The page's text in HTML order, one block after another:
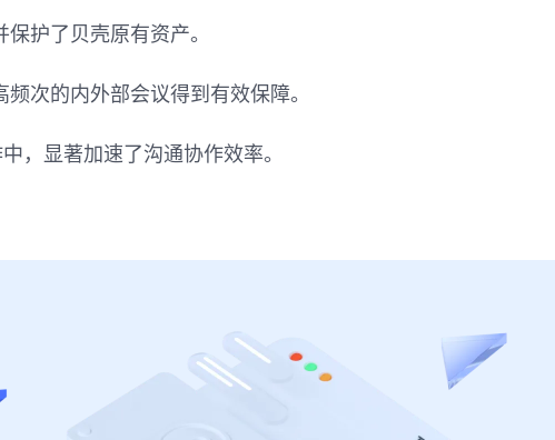
护了贝壳原有资产。
次的内外部会议得到有效保障。
，显著加速了沟通协作效率。